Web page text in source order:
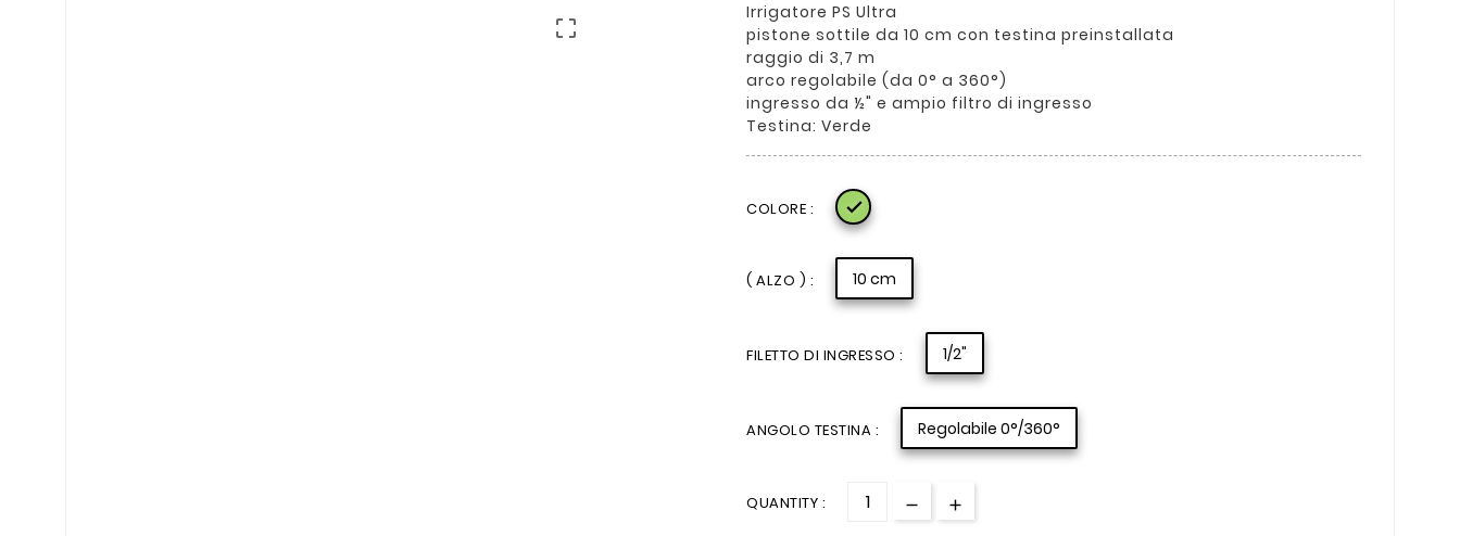

Irrigatore PS Ultra
pistone sottile da 10 cm con testina preinstallata
raggio di 3,7 m
arco regolabile (da 0° a 360°)
ingresso da ½" e ampio filtro di ingresso
Testina: Verde
COLORE : 
( ALZO ) : 10 cm
FILETTO DI INGRESSO : 1/2"
ANGOLO TESTINA : Regolabile 0°/360°
QUANTITY :